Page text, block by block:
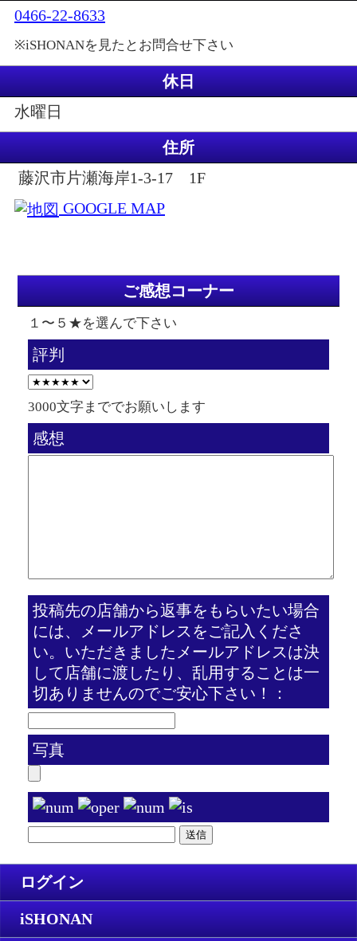
0466-22-8633
※iSHONANを見たとお問合せ下さい
休日
水曜日
住所
藤沢市片瀬海岸1-3-17 1F
GOOGLE MAP
ご感想コーナー
１〜５★を選んで下さい
評判
3000文字まででお願いします
感想
投稿先の店舗から返事をもらいたい場合
には、メールアドレスをご記入くださ
い。いただきましたメールアドレスは決
して店舗に渡したり、乱用することは一
切ありませんのでご安心下さい！：
写真
ログイン
iSHONAN